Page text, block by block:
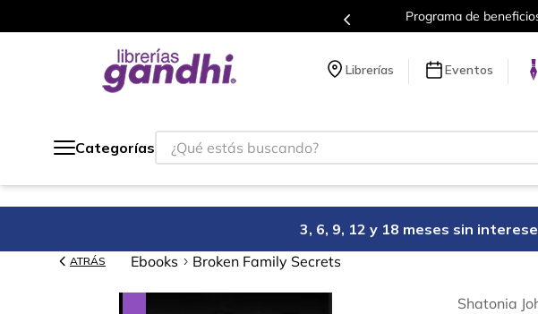
Programa de beneficios en el que acumulas puntos
Librerías Eventos
Categorías
¿Qué estás buscando?
3, 6, 9, 12 y 18 meses sin
ATRÁS Ebooks Broken Family Secrets
Shatonia